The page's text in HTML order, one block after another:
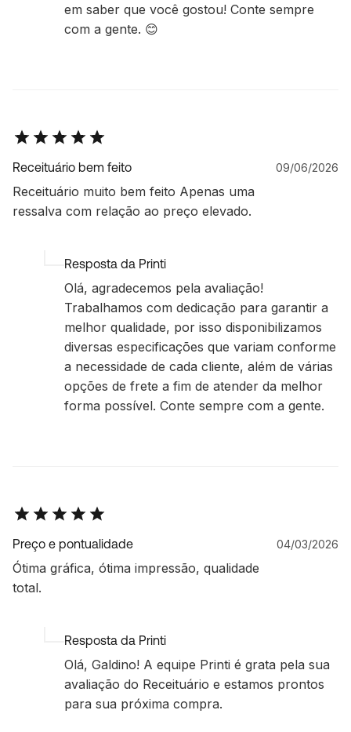
em saber que você gostou! Conte sempre
com a gente. 😊
Receituário bem feito
Receituário muito bem feito Apenas uma
ressalva com relação ao preço elevado.
09/06/2026
Resposta da Printi
Olá, agradecemos pela avaliação!
Trabalhamos com dedicação para garantir a
melhor qualidade, por isso disponibilizamos
diversas especificações que variam conforme
a necessidade de cada cliente, além de várias
opções de frete a fim de atender da melhor
forma possível. Conte sempre com a gente.
Preço e pontualidade
Ótima gráfica, ótima impressão, qualidade
total.
04/03/2026
Resposta da Printi
Olá, Galdino! A equipe Printi é grata pela sua
avaliação do Receituário e estamos prontos
para sua próxima compra.